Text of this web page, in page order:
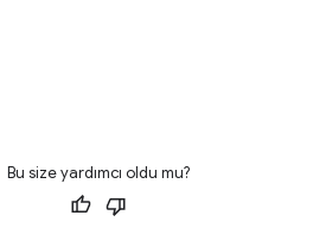
Bu size yardımcı oldu mu?